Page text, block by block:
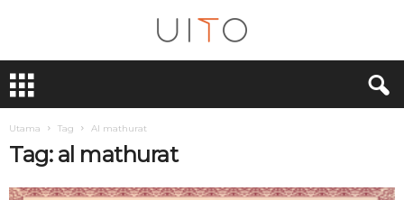
T
Utama Tag Al mathurat
Tag: al mathurat